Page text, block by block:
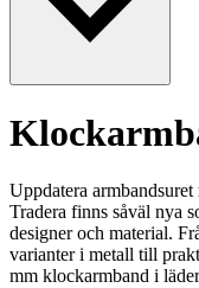
Uppdatera
Tradera finns såväl nya
designer och material.
varianter i metall till
mm klockarmband i